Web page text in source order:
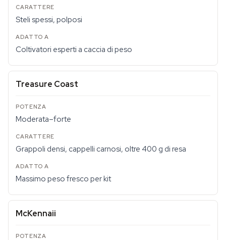
Steli spessi, polposi
Coltivatori esperti a caccia di peso
Treasure Coast
Moderata–forte
Grappoli densi, cappelli carnosi, oltre 400 g di resa
Massimo peso fresco per kit
McKennaii